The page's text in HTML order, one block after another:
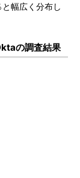
幅広く分布し
の調査結果